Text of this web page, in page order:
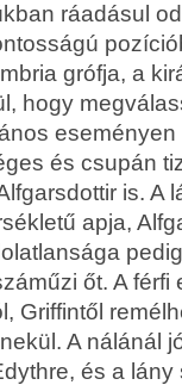
ráadásul
grófja, a
hogy
és csupán
is. A
apja,
őt. A férfi
Griffintől
A nálánál
és a